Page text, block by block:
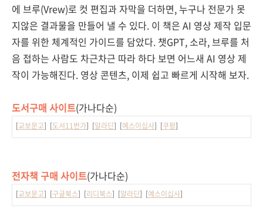
에 브루(Vrew)로 컷 편집과 자막을 더하면, 누구나 전문가 못
지않은 결과물을 만들어 낼 수 있다. 이 책은 AI 영상 제작 입문
자를 위한 체계적인 가이드를 담았다. 챗GPT, 소라, 브루를 처
음 접하는 사람도 차근차근 따라 하다 보면 어느새 AI 영상 제
작이 가능해진다. 영상 콘텐츠, 이제 쉽고 빠르게 시작해 보자.
도서구매 사이트(가나다순)
[교보문고] [도서11번가] [알라딘] [예스이십사] [쿠팡]
전자책 구매 사이트(가나다순)
[교보문고] [구글북스] [리디북스] [알라딘] [예스이십사]